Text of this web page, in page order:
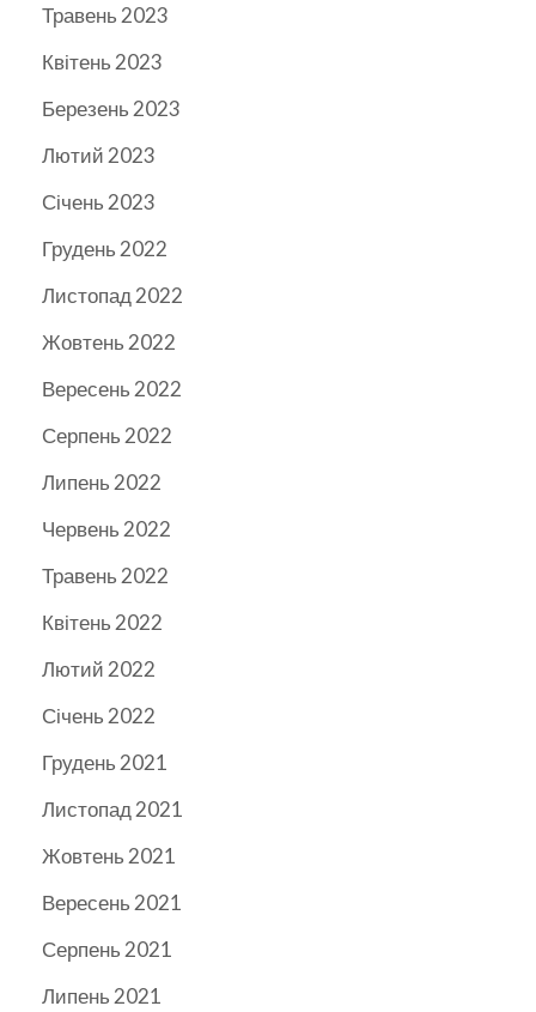
Травень 2023
Квітень 2023
Березень 2023
Лютий 2023
Січень 2023
Грудень 2022
Листопад 2022
Жовтень 2022
Вересень 2022
Серпень 2022
Липень 2022
Червень 2022
Травень 2022
Квітень 2022
Лютий 2022
Січень 2022
Грудень 2021
Листопад 2021
Жовтень 2021
Вересень 2021
Серпень 2021
Липень 2021